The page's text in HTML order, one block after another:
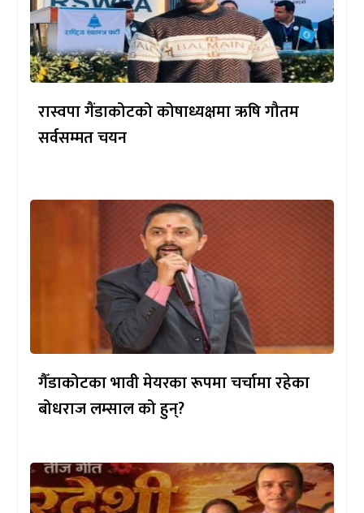
रास्वपा गैंडाकोटको कोषाध्यक्षमा ऋषि गौतम
सर्वसम्मत चयन
गैँडाकोटका भावी मेयरका रूपमा चर्चामा रहेका
बोधराज लम्साल को हुन्?